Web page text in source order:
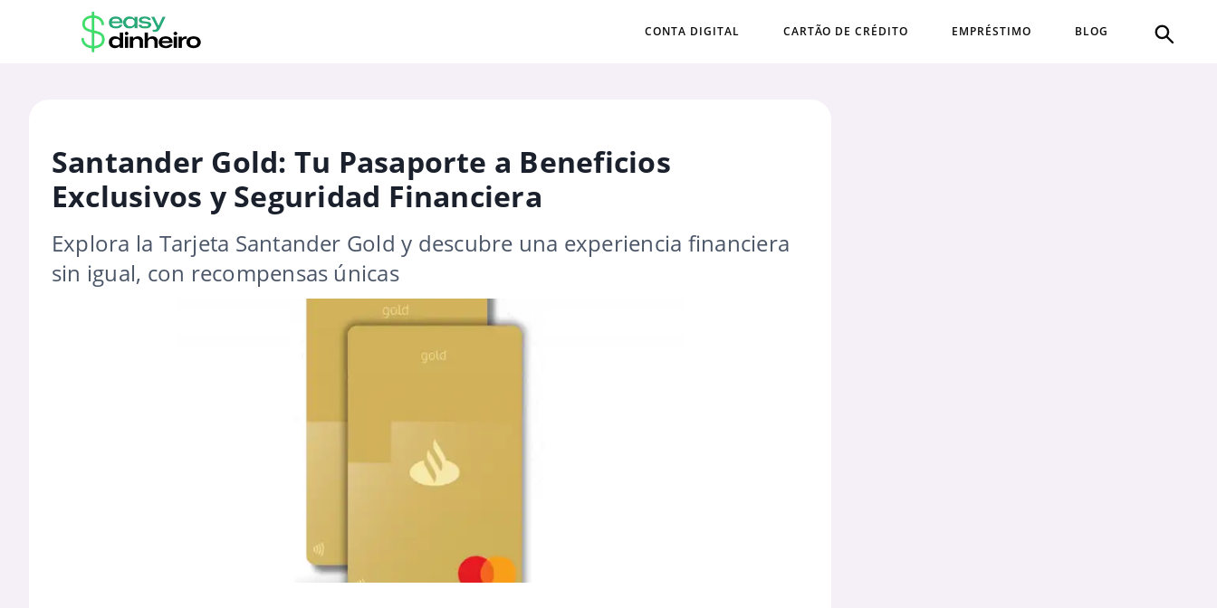
CONTA DIGITAL CARTÃO DE CRÉDITO EMPRÉSTIMO BLOG
Santander Gold: Tu Pasaporte a Beneficios
Exclusivos y Seguridad Financiera
Explora la Tarjeta Santander Gold y descubre una experiencia financiera
sin igual, con recompensas únicas